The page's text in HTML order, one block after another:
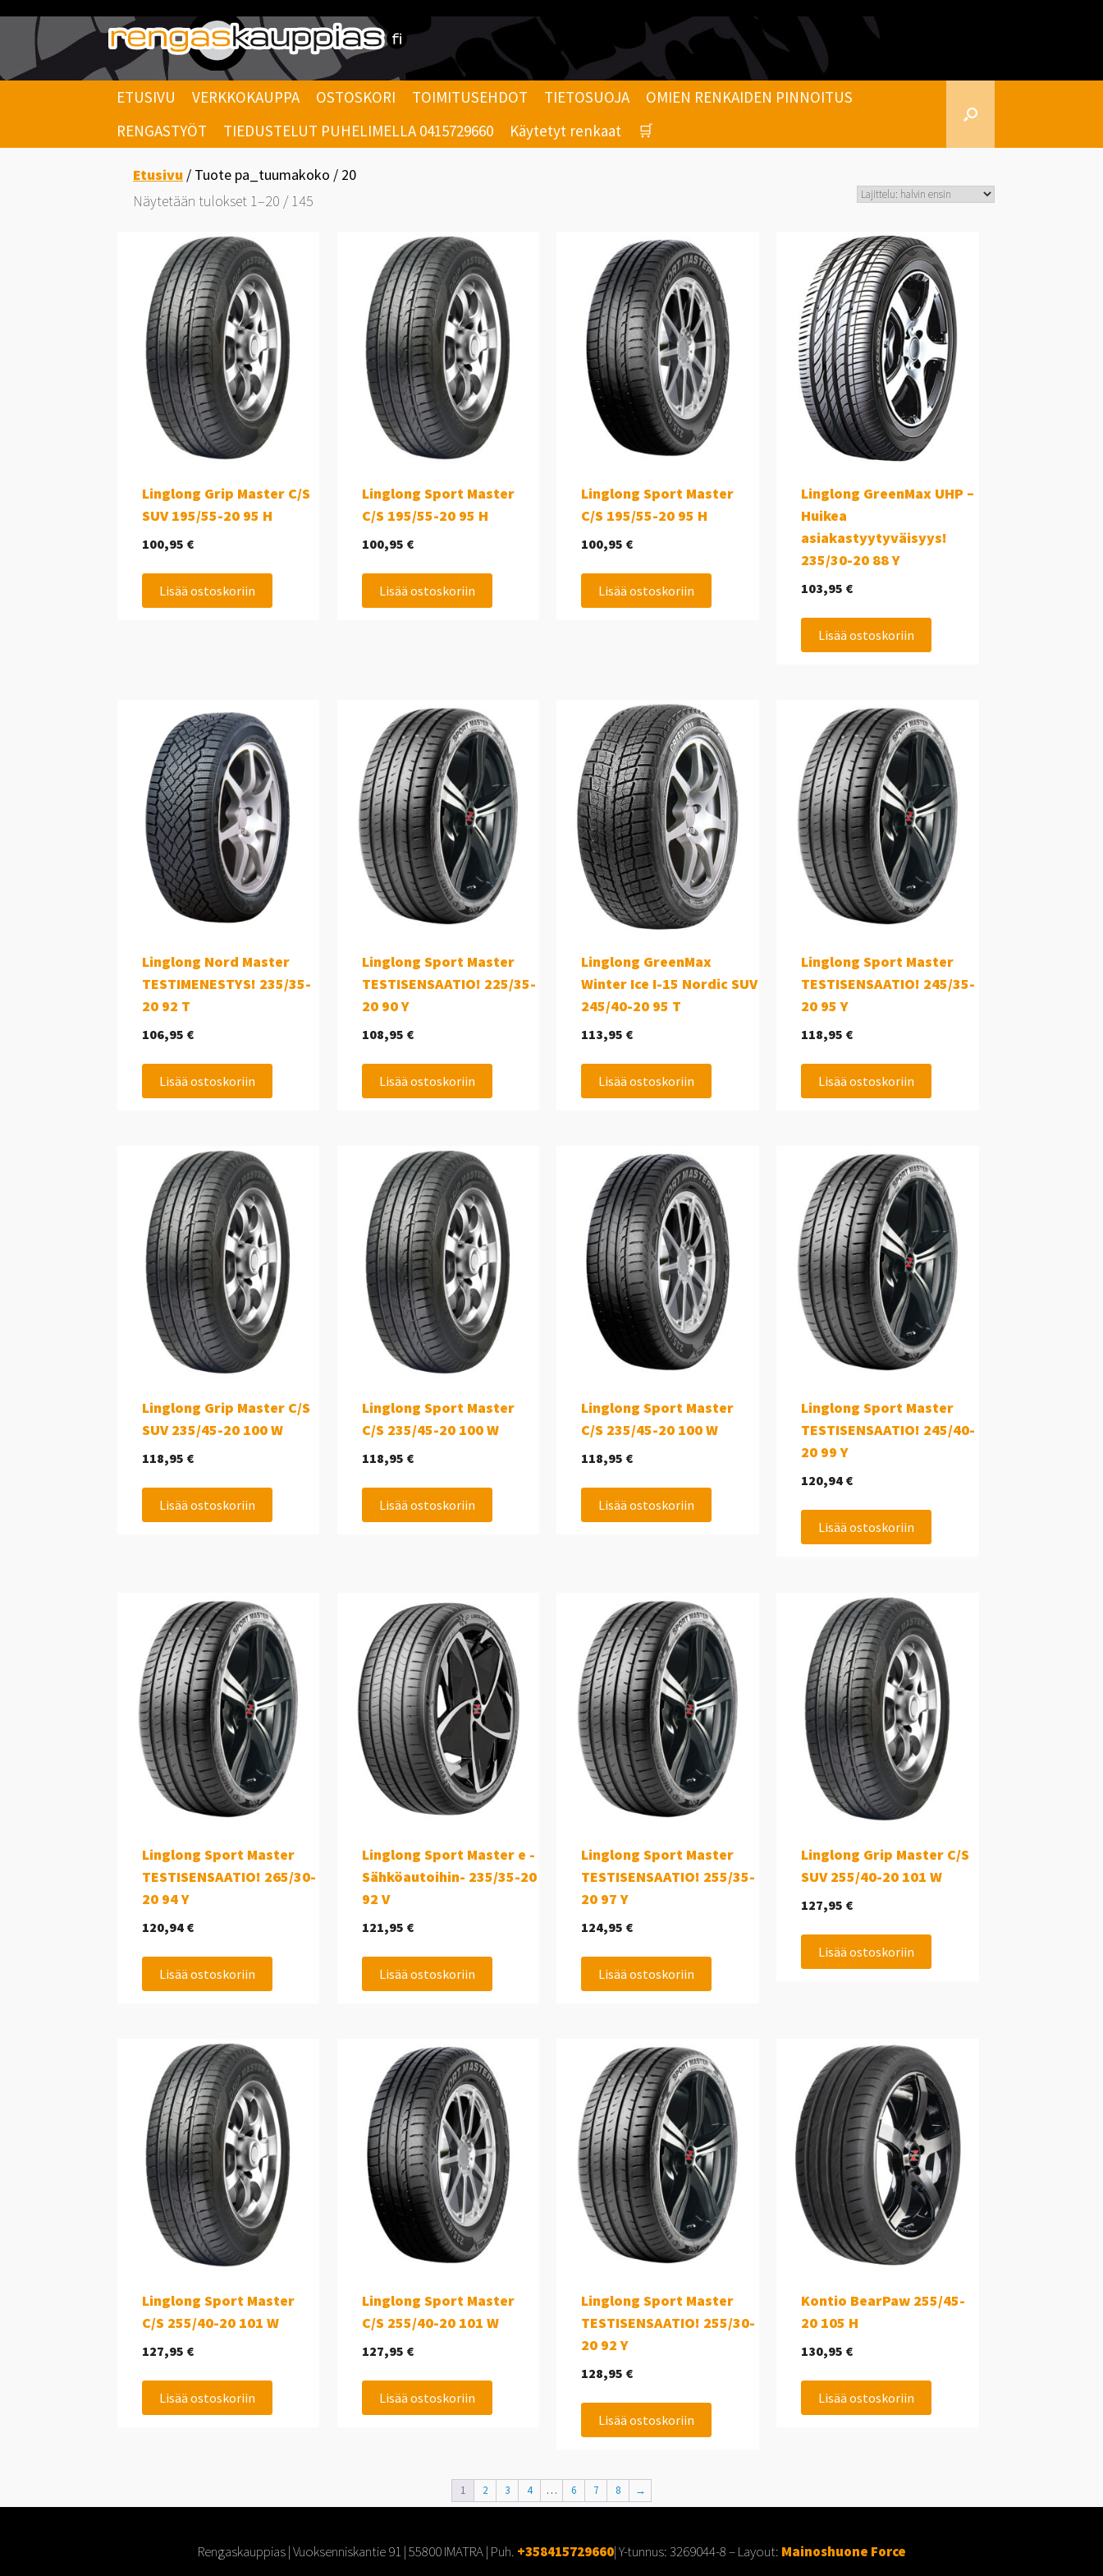
ETUSIVU VERKKOKAUPPA OSTOSKORI TOIMITUSEHDOT TIETOSUOJA
OMIEN RENKAIDEN PINNOITUS
RENGASTYÖT
TIEDUSTELUT PUHELIMELLA 0415729660 Käytetyt renkaat 🛒
Etusivu / Tuote pa_tuumakoko / 20
Näytetään tulokset 1–20 / 145
Linglong Grip Master C/S
SUV 195/55-20 95 H
100,95 €
Lisää ostoskoriin
Linglong Sport Master
C/S 195/55-20 95 H
100,95 €
Lisää ostoskoriin
Linglong Sport Master
C/S 195/55-20 95 H
100,95 €
Lisää ostoskoriin
Linglong GreenMax UHP –
Huikea
asiakastyytyväisyys!
235/30-20 88 Y
103,95 €
Lisää ostoskoriin
Linglong Nord Master
TESTIMENESTYS! 235/35-
20 92 T
106,95 €
Lisää ostoskoriin
Linglong Sport Master
TESTISENSAATIO! 225/35-
20 90 Y
108,95 €
Lisää ostoskoriin
Linglong GreenMax
Winter Ice I-15 Nordic SUV
245/40-20 95 T
113,95 €
Lisää ostoskoriin
Linglong Sport Master
TESTISENSAATIO! 245/35-
20 95 Y
118,95 €
Lisää ostoskoriin
Linglong Grip Master C/S
SUV 235/45-20 100 W
118,95 €
Lisää ostoskoriin
Linglong Sport Master
C/S 235/45-20 100 W
118,95 €
Lisää ostoskoriin
Linglong Sport Master
C/S 235/45-20 100 W
118,95 €
Lisää ostoskoriin
Linglong Sport Master
TESTISENSAATIO! 245/40-
20 99 Y
120,94 €
Lisää ostoskoriin
Linglong Sport Master
TESTISENSAATIO! 265/30-
20 94 Y
120,94 €
Lisää ostoskoriin
Linglong Sport Master e -
Sähköautoihin- 235/35-20
92 V
121,95 €
Lisää ostoskoriin
Linglong Sport Master
TESTISENSAATIO! 255/35-
20 97 Y
124,95 €
Lisää ostoskoriin
Linglong Grip Master C/S
SUV 255/40-20 101 W
127,95 €
Lisää ostoskoriin
Linglong Sport Master
C/S 255/40-20 101 W
127,95 €
Lisää ostoskoriin
Linglong Sport Master
C/S 255/40-20 101 W
127,95 €
Lisää ostoskoriin
Linglong Sport Master
TESTISENSAATIO! 255/30-
20 92 Y
128,95 €
Lisää ostoskoriin
Kontio BearPaw 255/45-
20 105 H
130,95 €
Lisää ostoskoriin
1 2 3 4 … 6 7 8 →
Rengaskauppias | Vuoksenniskantie 91 | 55800 IMATRA | Puh. +358415729660| Y-tunnus:3269044-8– Layout: Mainoshuone Force